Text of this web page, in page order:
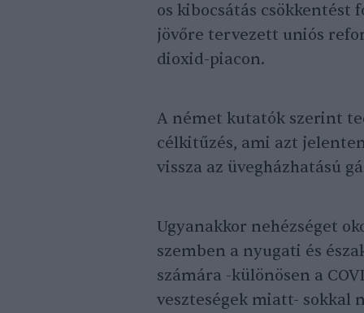
os kibocsátás csökkentést
jövőre tervezett uniós
dioxid-piacon.
A német kutatók szerint
célkitűzés, ami azt
vissza az üvegházhatású
Ugyanakkor nehézséget
szemben a nyugati és
számára -különösen a
veszteségek miatt- sokkal